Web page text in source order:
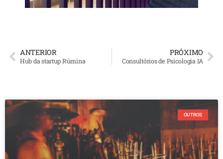
ANTERIOR
Hub da startup Rúmina
PRÓXIMO
Consultórios de Psicologia IA
OUTROS